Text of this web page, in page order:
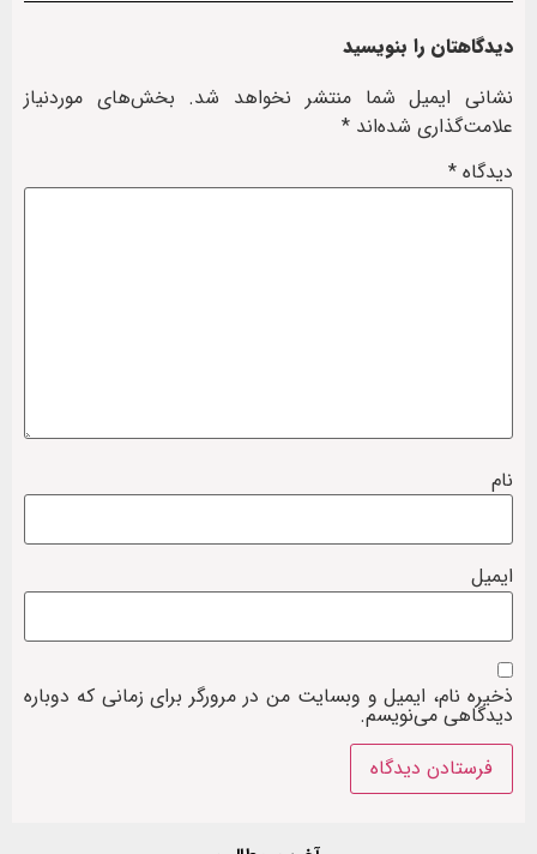
دیدگاهتان را بنویسید
نشانی ایمیل شما منتشر نخواهد شد. بخش‌های موردنیاز
علامت‌گذاری شده‌اند *
دیدگاه *
نام
ایمیل
ذخیره نام، ایمیل و وبسایت من در مرورگر برای زمانی که دوباره
دیدگاهی می‌نویسم.